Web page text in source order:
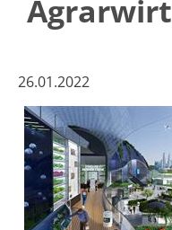
26.01.2022